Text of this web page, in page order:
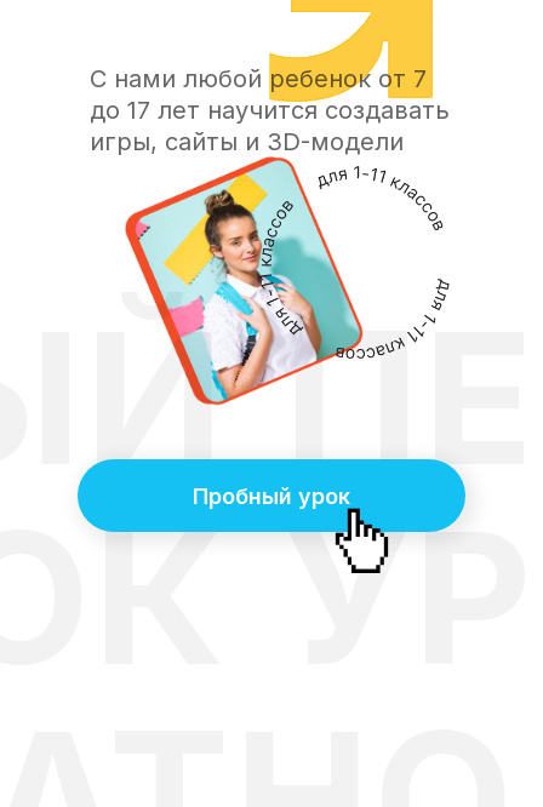
С нами любой ребенок от 7
до 17 лет научится создавать
игры, сайты и 3D-модели
Пробный урок